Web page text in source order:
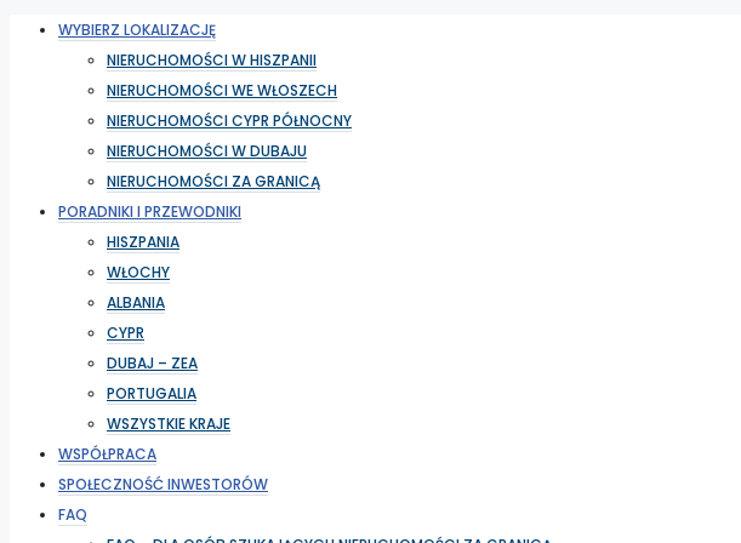
WYBIERZ LOKALIZACJĘ
NIERUCHOMOŚCI W HISZPANII
NIERUCHOMOŚCI WE WŁOSZECH
NIERUCHOMOŚCI CYPR PÓŁNOCNY
NIERUCHOMOŚCI W DUBAJU
NIERUCHOMOŚCI ZA GRANICĄ
PORADNIKI I PRZEWODNIKI
HISZPANIA
WŁOCHY
ALBANIA
CYPR
DUBAJ – ZEA
PORTUGALIA
WSZYSTKIE KRAJE
WSPÓŁPRACA
SPOŁECZNOŚĆ INWESTORÓW
FAQ